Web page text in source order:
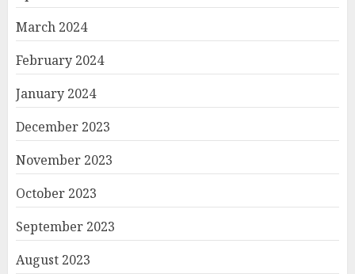
March 2024
February 2024
January 2024
December 2023
November 2023
October 2023
September 2023
August 2023